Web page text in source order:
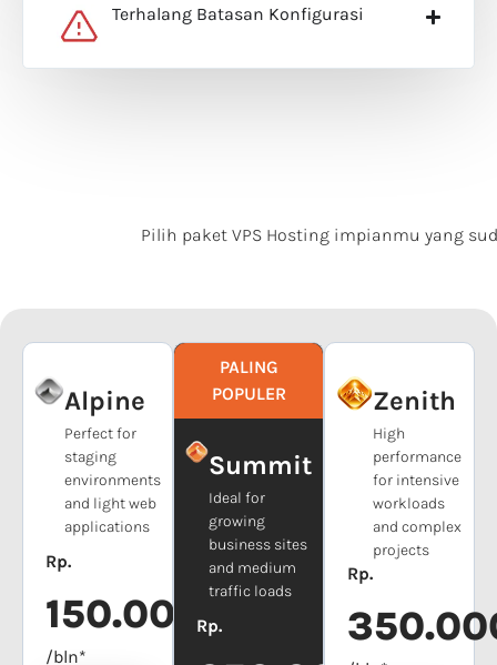
Terhalang Batasan Konfigurasi
Pilih paket VPS Hosting impianmu yang
Alpine
Perfect for
staging
environments
and light web
applications
Rp.
150.000
/bln*
PALING
POPULER
Summit
Ideal for
growing
business sites
and medium
traffic loads
Rp.
Zenith
High
performance
for intensive
workloads
and complex
projects
Rp.